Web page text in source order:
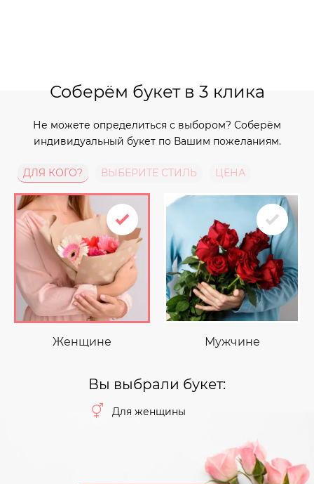
Соберём букет в 3 клика
Не можете определиться с выбором? Соберём
индивидуальный букет по Вашим пожеланиям.
ДЛЯ КОГО? ВЫБЕРИТЕ СТИЛЬ ЦЕНА
Женщине Мужчине
Вы выбрали букет:
Для женщины